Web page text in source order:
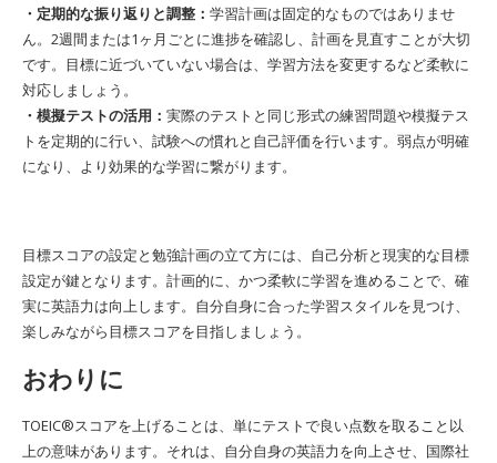
・定期的な振り返りと調整： 学習計画は固定的なものではありませ
ん。2週間または1ヶ月ごとに進捗を確認し、計画を見直すことが大切
です。目標に近づいていない場合は、学習方法を変更するなど柔軟に
対応しましょう。
・模擬テストの活用： 実際のテストと同じ形式の練習問題や模擬テス
トを定期的に行い、試験への慣れと自己評価を行います。弱点が明確
になり、より効果的な学習に繋がります。
目標スコアの設定と勉強計画の立て方には、自己分析と現実的な目標
設定が鍵となります。計画的に、かつ柔軟に学習を進めることで、確
実に英語力は向上します。自分自身に合った学習スタイルを見つけ、
楽しみながら目標スコアを目指しましょう。
おわりに
TOEIC®スコアを上げることは、単にテストで良い点数を取ること以
上の意味があります。それは、自分自身の英語力を向上させ、国際社